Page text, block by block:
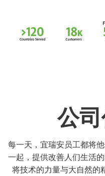
公
每一天，宜瑞安员工都将
一起，提供改善人们生活
将技术的力量与大自然的